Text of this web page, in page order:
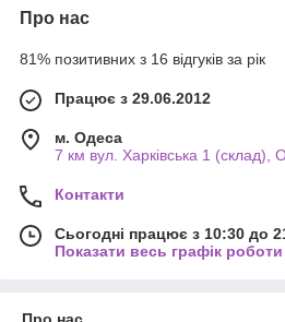
Про нас
81% позитивних з 16 відгуків за рік
Працює з 29.06.2012
м. Одеса
7 км вул. Харківська 1 (склад),
Контакти
Сьогодні працює з 10:30 до
Показати весь графік роботи